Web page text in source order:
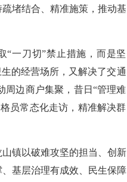
堵结合、精准施策，推动基
“一刀切”禁止措施，而是坚
的经营场所，又解决了交通
周边商户集聚，昔日“管理难
员常态化走访，精准解决群
镇以破难攻坚的担当、创新
基层治理有成效、民生保障